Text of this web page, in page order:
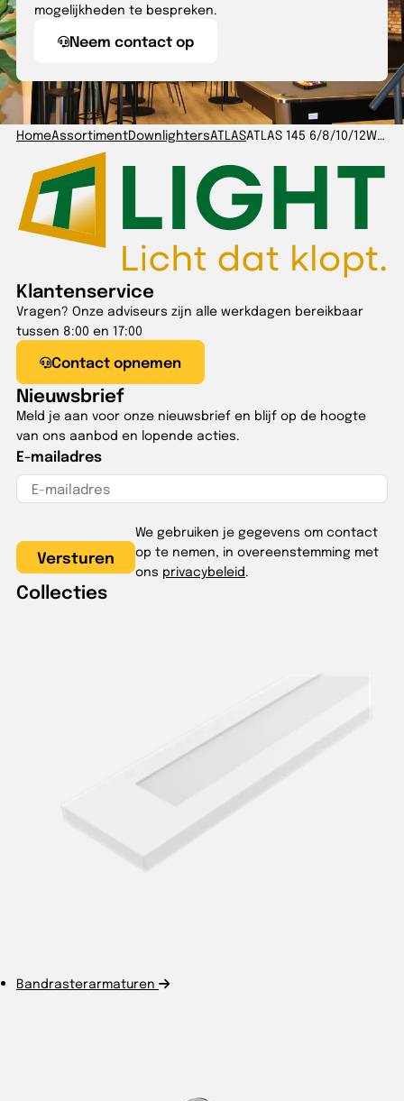
mogelijkheden te bespreken.
Neem contact op
HomeAssortimentDownlightersATLASATLAS 145 6/8/10/12W 830/840/860 IP54 wit GST 3p
Klantenservice
Vragen? Onze adviseurs zijn alle werkdagen bereikbaar
tussen 8:00 en 17:00
Contact opnemen
Nieuwsbrief
Meld je aan voor onze nieuwsbrief en blijf op de hoogte
van ons aanbod en lopende acties.
E-mailadres
We gebruiken je gegevens om contact
op te nemen, in overeenstemming met
ons privacybeleid.
Collecties
Bandrasterarmaturen